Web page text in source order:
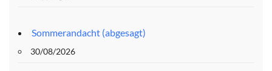
Sommerandacht (abgesagt)
30/08/2026